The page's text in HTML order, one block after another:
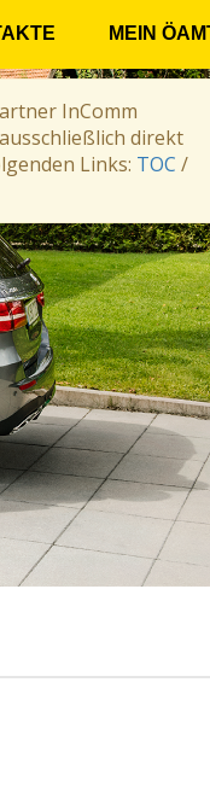
MEIN
InComm
direkt
Links: TOC /